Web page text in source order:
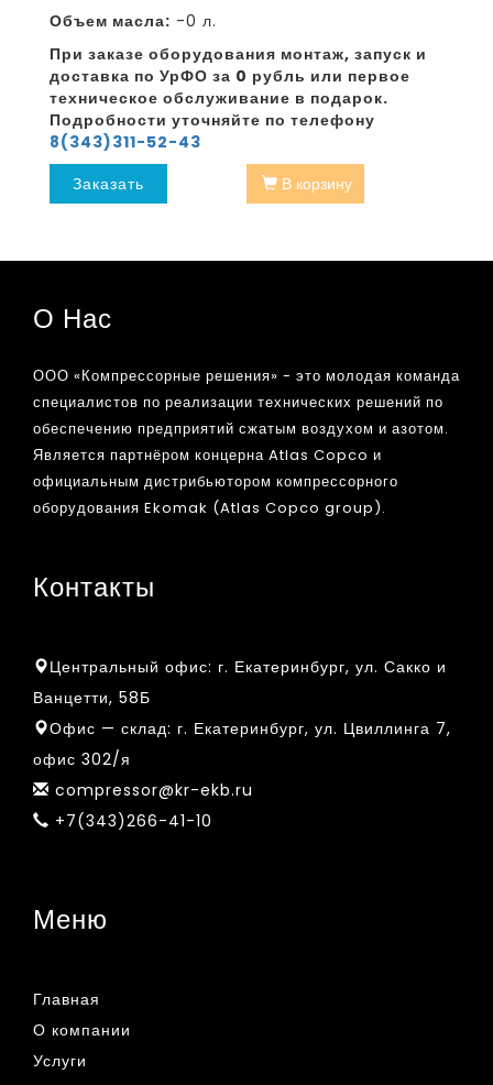
Объем масла: -0 л.
При заказе оборудования монтаж, запуск и
доставка по УрФО за 0 рубль или первое
техническое обслуживание в подарок.
Подробности уточняйте по телефону
8(343)311-52-43
Заказать
В корзину
О Нас
ООО «Компрессорные решения» - это молодая команда
специалистов по реализации технических решений по
обеспечению предприятий сжатым воздухом и азотом.
Является партнёром концерна Atlas Copco и
официальным дистрибьютором компрессорного
оборудования Ekomak (Atlas Copco group).
Контакты
Центральный офис: г. Екатеринбург, ул. Сакко и
Ванцетти, 58Б
Офис — склад: г. Екатеринбург, ул. Цвиллинга 7,
офис 302/я
compressor@kr-ekb.ru
+7(343)266-41-10
Меню
Главная
О компании
Услуги